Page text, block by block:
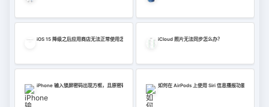
iOS 15 降级之后应用商店无法正常使用怎么办？ iCloud 照片无法同步怎么办？
iPhone 输入锁屏密码出现方框，且原密码不正确怎么办？如何在 AirPods 上使用 Siri 信息播报功能？